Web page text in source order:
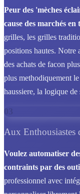
Peur des 'mèches
cause des marchés en
grilles, les grilles
positions hautes. Notre
des achats de facon
plus methodiquement
haussiere, la logique
03
Aux Enthousiastes
Voulez automatiser
contraints par des
professionnel avec